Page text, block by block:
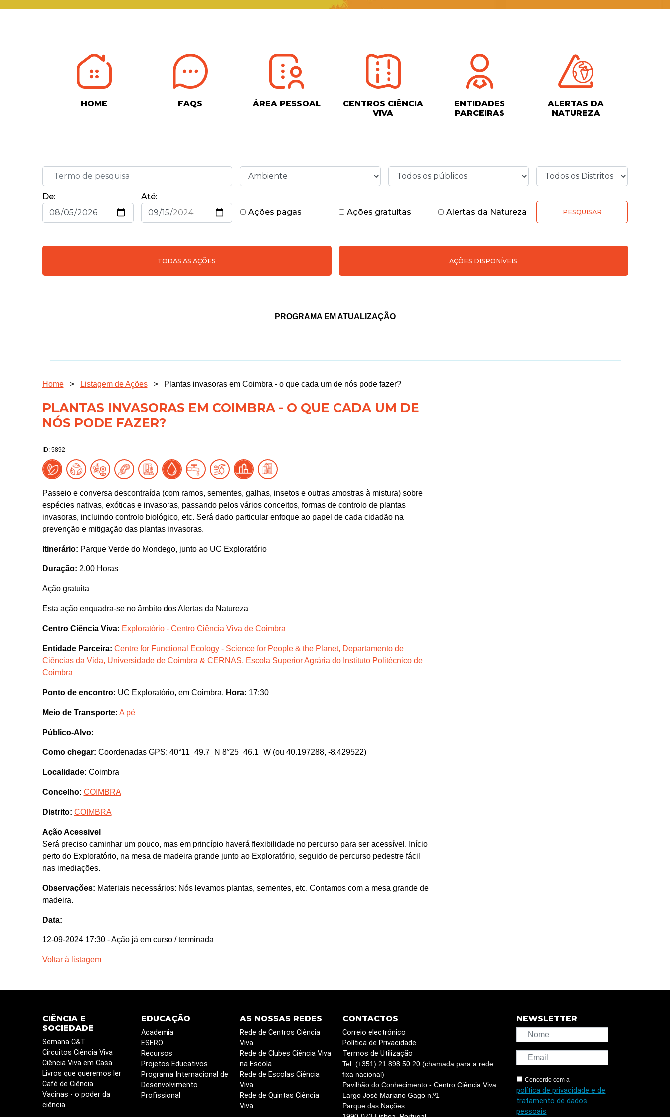
HOME FAQS ÁREA PESSOAL
CENTROS CIÊNCIA
VIVA
ENTIDADES
PARCEIRAS
ALERTAS DA
NATUREZA
De:
Até:
Ações pagas
Ações gratuitas Alertas da Natureza PESQUISAR
TODAS AS AÇÕES AÇÕES DISPONÍVEIS
PROGRAMA EM ATUALIZAÇÃO
Home > Listagem de Ações > Plantas invasoras em Coimbra - o que cada um de nós pode fazer?
PLANTAS INVASORAS EM COIMBRA - O QUE CADA UM DE
NÓS PODE FAZER?
ID: 5892
Passeio e conversa descontraída (com ramos, sementes, galhas, insetos e outras amostras à mistura) sobre
espécies nativas, exóticas e invasoras, passando pelos vários conceitos, formas de controlo de plantas
invasoras, incluindo controlo biológico, etc. Será dado particular enfoque ao papel de cada cidadão na
prevenção e mitigação das plantas invasoras.
Itinerário: Parque Verde do Mondego, junto ao UC Exploratório
Duração: 2.00 Horas
Ação gratuita
Esta ação enquadra-se no âmbito dos Alertas da Natureza
Centro Ciência Viva: Exploratório - Centro Ciência Viva de Coimbra
Entidade Parceira: Centre for Functional Ecology - Science for People & the Planet, Departamento de
Ciências da Vida, Universidade de Coimbra & CERNAS, Escola Superior Agrária do Instituto Politécnico de
Coimbra
Ponto de encontro: UC Exploratório, em Coimbra. Hora: 17:30
Meio de Transporte: A pé
Público-Alvo:
Como chegar: Coordenadas GPS: 40°11_49.7_N 8°25_46.1_W (ou 40.197288, -8.429522)
Localidade: Coimbra
Concelho: COIMBRA
Distrito: COIMBRA
Ação Acessivel
Será preciso caminhar um pouco, mas em princípio haverá flexibilidade no percurso para ser acessível. Início
perto do Exploratório, na mesa de madeira grande junto ao Exploratório, seguido de percurso pedestre fácil
nas imediações.
Observações: Materiais necessários: Nós levamos plantas, sementes, etc. Contamos com a mesa grande de
madeira.
Data:
12-09-2024 17:30 - Ação já em curso / terminada
Voltar à listagem
CIÊNCIA E
SOCIEDADE
Semana C&T
Circuitos Ciência Viva
Ciência Viva em Casa
Livros que queremos ler
Café de Ciência
Vacinas - o poder da
ciência
EDUCAÇÃO
Academia
ESERO
Recursos
Projetos Educativos
Programa Internacional de
Desenvolvimento
Profissional
AS NOSSAS REDES
Rede de Centros Ciência
Viva
Rede de Clubes Ciência Viva
na Escola
Rede de Escolas Ciência
Viva
Rede de Quintas Ciência
Viva
CONTACTOS
Correio electrónico
Política de Privacidade
Termos de Utilização
Tel: (+351) 21 898 50 20 (chamada para a rede
fixa nacional)
Pavilhão do Conhecimento - Centro Ciência Viva
Largo José Mariano Gago n.º1
Parque das Nações
NEWSLETTER
Concordo com a
política de privacidade e de
tratamento de dados
pessoais